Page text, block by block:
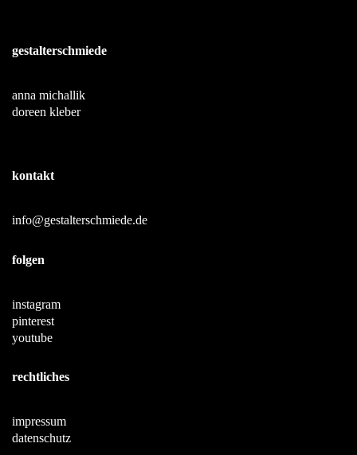
gestalterschmiede
anna michallik
doreen kleber
kontakt
info@gestalterschmiede.de
folgen
instagram
pinterest
youtube
rechtliches
impressum
datenschutz